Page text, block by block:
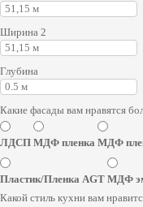
Ширина 2
Глубина
Какие фасады вам нравятся
ЛДСП МДФ пленка МДФ
Пластик/Пленка AGT МДФ
Какой стиль кухни вам